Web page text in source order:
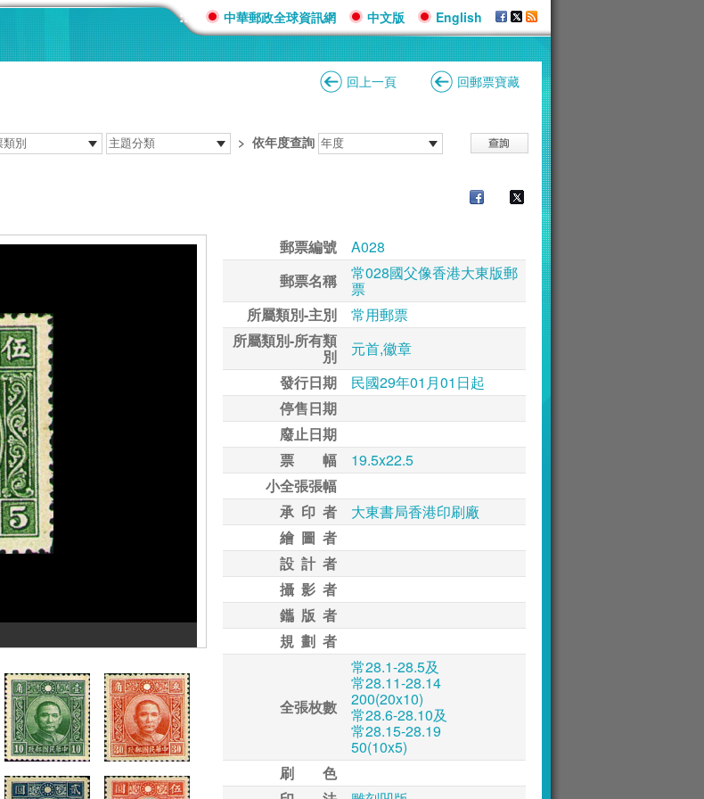
::: 中華郵政全球資訊網 中文版 English
回上一頁 回郵票寶藏
> 依年度查詢
郵票編號
A028
郵票名稱
常028國父像香港大東版郵
票
所屬類別-主別
常用郵票
所屬類別-所有類
別
元首,徽章
發行日期
民國29年01月01日起
停售日期
廢止日期
票 幅
19.5x22.5
小全張張幅
承 印 者
大東書局香港印刷廠
繪 圖 者
設 計 者
攝 影 者
鑴 版 者
規 劃 者
全張枚數
常28.1-28.5及
常28.11-28.14
200(20x10)
常28.6-28.10及
常28.15-28.19
50(10x5)
刷 色